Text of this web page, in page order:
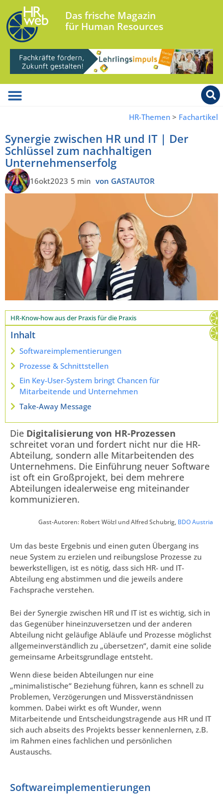
Das frische Magazin
für Human Resources
HR-Themen > Fachartikel
Synergie zwischen HR und IT | Der
Schlüssel zum nachhaltigen
Unternehmenserfolg
16okt2023 5 min von GASTAUTOR
HR-Know-how aus der Praxis für die Praxis
Inhalt
Softwareimplementierungen
Prozesse & Schnittstellen
Ein Key-User-System bringt Chancen für
Mitarbeitende und Unternehmen
Take-Away Message
Die Digitalisierung von HR-Prozessen
schreitet voran und fordert nicht nur die HR-
Abteilung, sondern alle Mitarbeitenden des
Unternehmens. Die Einführung neuer Software
ist oft ein Großprojekt, bei dem mehrere
Abteilungen idealerweise eng miteinander
kommunizieren.
Gast-Autoren: Robert Wölzl und Alfred Schubrig, BDO Austria
Um das beste Ergebnis und einen guten Übergang ins
neue System zu erzielen und reibungslose Prozesse zu
bewerkstelligen, ist es nötig, dass sich HR- und IT-
Abteilung eng abstimmen und die jeweils andere
Fachsprache verstehen.
Bei der Synergie zwischen HR und IT ist es wichtig, sich in
das Gegenüber hineinzuversetzen und der anderen
Abteilung nicht geläufige Abläufe und Prozesse möglichst
allgemeinverständlich zu „übersetzen“, damit eine solide
gemeinsame Arbeitsgrundlage entsteht.
Wenn diese beiden Abteilungen nur eine
„minimalistische“ Beziehung führen, kann es schnell zu
Problemen, Verzögerungen und Missverständnissen
kommen. Dabei wirkt es oft Wunder, wenn
Mitarbeitende und Entscheidungstragende aus HR und IT
sich auch abseits des Projekts besser kennenlernen, z.B.
im Rahmen eines fachlichen und persönlichen
Austauschs.
Softwareimplementierungen